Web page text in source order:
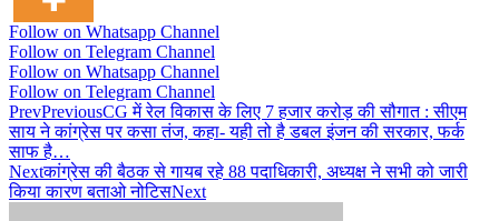
Follow on Whatsapp Channel
Follow on Telegram Channel
Follow on Whatsapp Channel
Follow on Telegram Channel
PrevPreviousCG में रेल विकास के लिए 7 हजार करोड़ की सौगात : सीएम
साय ने कांग्रेस पर कसा तंज, कहा- यही तो है डबल इंजन की सरकार, फर्क
साफ है…
Nextकांग्रेस की बैठक से गायब रहे 88 पदाधिकारी, अध्यक्ष ने सभी को जारी
किया कारण बताओ नोटिसNext